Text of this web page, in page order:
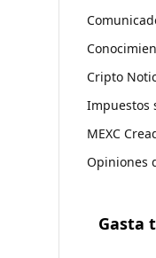
Cripto
Impuestos
MEXC
Opiniones
Gasta